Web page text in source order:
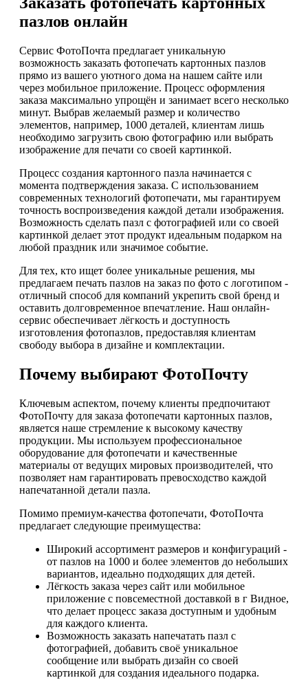
пазлов онлайн
Сервис ФотоПочта предлагает уникальную
возможность заказать фотопечать картонных пазлов
прямо из вашего уютного дома на нашем сайте или
через мобильное приложение. Процесс оформления
заказа максимально упрощён и занимает всего несколько
минут. Выбрав желаемый размер и количество
элементов, например, 1000 деталей, клиентам лишь
необходимо загрузить свою фотографию или выбрать
изображение для печати со своей картинкой.
Процесс создания картонного пазла начинается с
момента подтверждения заказа. С использованием
современных технологий фотопечати, мы гарантируем
точность воспроизведения каждой детали изображения.
Возможность сделать пазл с фотографией или со своей
картинкой делает этот продукт идеальным подарком на
любой праздник или значимое событие.
Для тех, кто ищет более уникальные решения, мы
предлагаем печать пазлов на заказ по фото с логотипом -
отличный способ для компаний укрепить свой бренд и
оставить долговременное впечатление. Наш онлайн-
сервис обеспечивает лёгкость и доступность
изготовления фотопазлов, предоставляя клиентам
свободу выбора в дизайне и комплектации.
Почему выбирают ФотоПочту
Ключевым аспектом, почему клиенты предпочитают
ФотоПочту для заказа фотопечати картонных пазлов,
является наше стремление к высокому качеству
продукции. Мы используем профессиональное
оборудование для фотопечати и качественные
материалы от ведущих мировых производителей, что
позволяет нам гарантировать превосходство каждой
напечатанной детали пазла.
Помимо премиум-качества фотопечати, ФотоПочта
предлагает следующие преимущества:
Широкий ассортимент размеров и конфигураций -
от пазлов на 1000 и более элементов до небольших
вариантов, идеально подходящих для детей.
Лёгкость заказа через сайт или мобильное
приложение с повсеместной доставкой в г Видное,
что делает процесс заказа доступным и удобным
для каждого клиента.
Возможность заказать напечатать пазл с
фотографией, добавить своё уникальное
сообщение или выбрать дизайн со своей
картинкой для создания идеального подарка.